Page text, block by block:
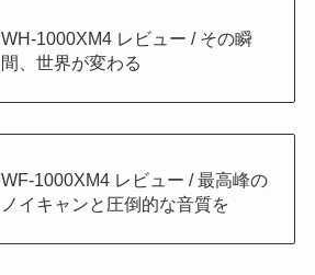
WH-1000XM4 レビュー / その瞬
間、世界が変わる
WF-1000XM4 レビュー / 最高峰の
ノイキャンと圧倒的な音質を